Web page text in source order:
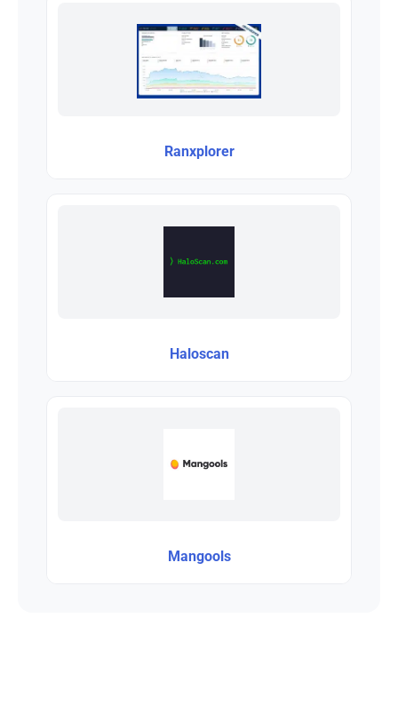
Ranxplorer
Haloscan
Mangools